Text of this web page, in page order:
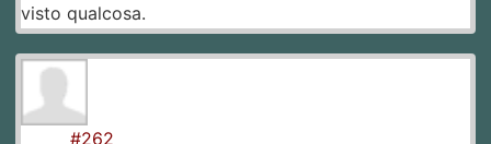
visto qualcosa.
#262